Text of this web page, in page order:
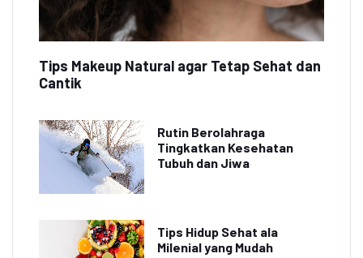
Tips Makeup Natural agar Tetap Sehat dan
Cantik
Rutin Berolahraga
Tingkatkan Kesehatan
Tubuh dan Jiwa
Tips Hidup Sehat ala
Milenial yang Mudah